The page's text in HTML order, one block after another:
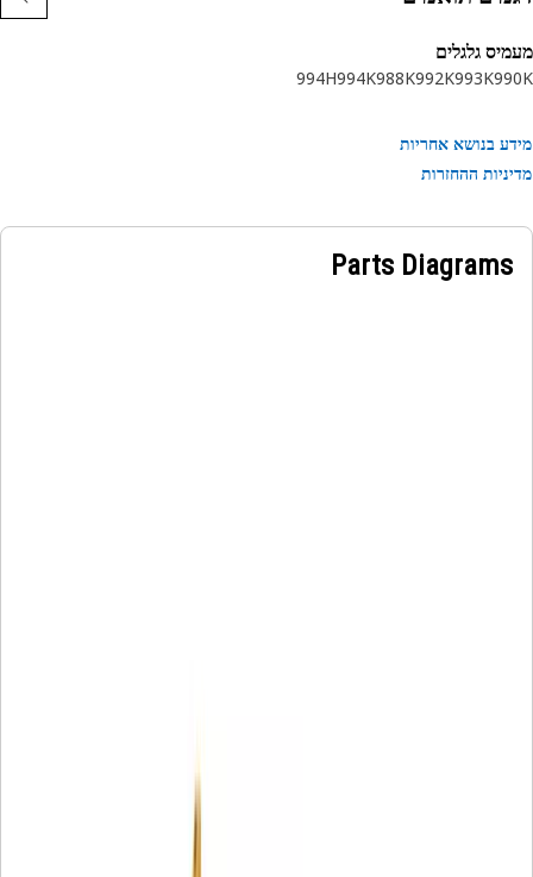
גלגלים
993K
992K
988K
994K
994H
בנושא אחריות
ההחזרות
Parts Diagrams